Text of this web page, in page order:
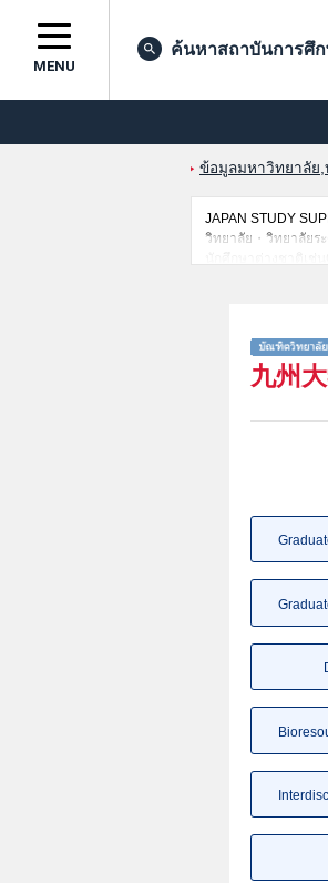
MENU
ค้นหาสถาบันการศึ
ข้อมูลมหาวิทยาลัย
JAPAN STUDY
วิทยาลัย・วิทยาลัยร
นักศึกษาต่างชาติเช่
เช่นจำนวนคนที่รับ
九州